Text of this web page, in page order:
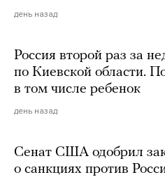
день назад
Россия второй раз за
по Киевской области.
в том числе ребенок
день назад
Сенат США одобрил
о санкциях против